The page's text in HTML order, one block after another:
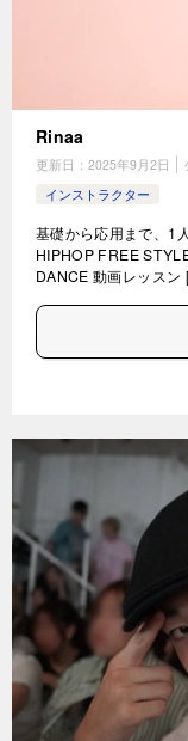
Rinaa
更新日： 2025年9月2日
インストラクター
基礎から応用まで、1
HIPHOP FREE
DANCE 動画レッス